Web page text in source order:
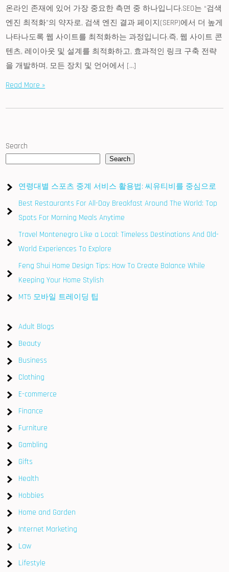
온라인 존재에 있어 가장 중요한 측면 중 하나입니다.SEO는 “검색
엔진 최적화”의 약자로, 검색 엔진 결과 페이지(SERP)에서 더 높게
나타나도록 웹 사이트를 최적화하는 과정입니다.즉, 웹 사이트 콘
텐츠, 레이아웃 및 설계를 최적화하고, 효과적인 링크 구축 전략
을 개발하며, 모든 장치 및 언어에서 […]
Read More »
Search
Search
연령대별 스포츠 중계 서비스 활용법: 씨유티비를 중심으로
Best Restaurants For All-Day Breakfast Around The World: Top
Spots For Morning Meals Anytime
Travel Montenegro Like a Local: Timeless Destinations And Old-
World Experiences To Explore
Feng Shui Home Design Tips: How To Create Balance While
Keeping Your Home Stylish
MT5 모바일 트레이딩 팁
Adult Blogs
Beauty
Business
Clothing
E-commerce
Finance
Furniture
Gambling
Gifts
Health
Hobbies
Home and Garden
Internet Marketing
Law
Lifestyle